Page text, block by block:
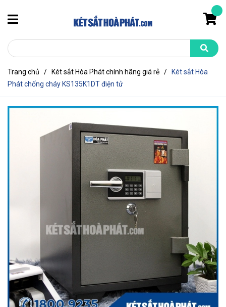
Trang chủ / Két sắt Hòa Phát chính hãng giá rẻ /
Két sắt Hòa
Phát chống cháy KS135K1DT điện tử